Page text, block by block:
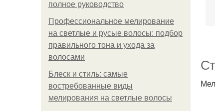
полное руководство
Профессиональное мелирование
на светлые и русые волосы: подбор
правильного тона и ухода за
волосами
Блеск и стиль: самые
востребованные виды
мелирования на светлые волосы